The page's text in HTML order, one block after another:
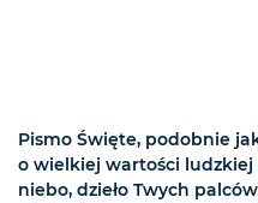
Pismo Święte, podobnie
o wielkiej wartości ludzkiej
niebo, dzieło Twych